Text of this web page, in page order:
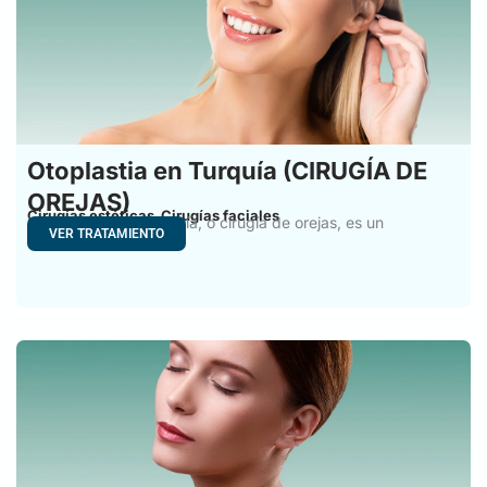
Otoplastia en Turquía (CIRUGÍA DE
OREJAS)
Cirugías estéticas,Cirugías faciales
La otoplastia en Turquía, o cirugía de orejas, es un
VER TRATAMIENTO